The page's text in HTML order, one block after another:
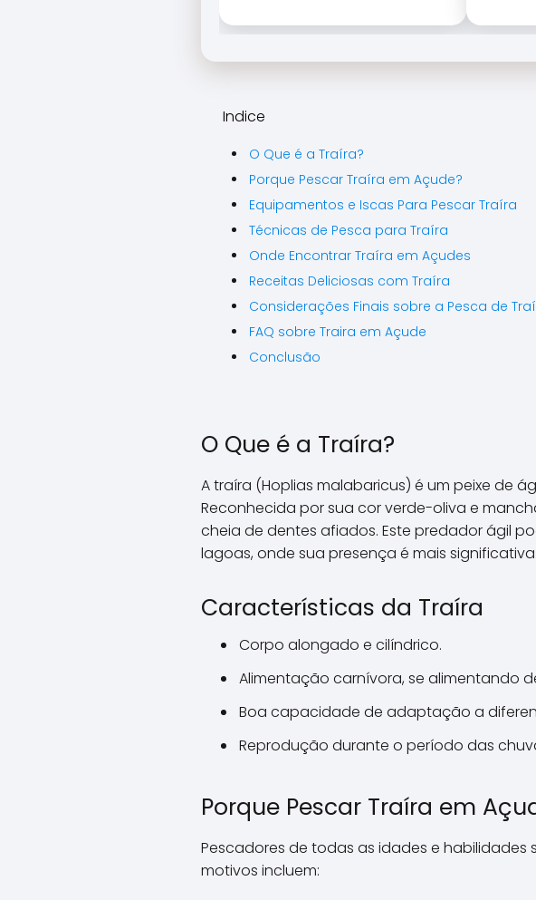
Indice
O Que é a Traíra?
Porque Pescar Traíra em Açude?
Equipamentos e Iscas Para Pescar Traíra
Técnicas de Pesca para Traíra
Onde Encontrar Traíra em Açudes
Receitas Deliciosas com Traíra
Considerações Finais sobre a Pesca de
FAQ sobre Traira em Açude
Conclusão
O Que é a Traíra?
A traíra (Hoplias malabaricus) é um peixe de
Reconhecida por sua cor verde-oliva e
cheia de dentes afiados. Este predador ágil
lagoas, onde sua presença é mais significativa.
Características da Traíra
Corpo alongado e cilíndrico.
Alimentação carnívora, se alimentando
Boa capacidade de adaptação a
Reprodução durante o período das
Porque Pescar Traíra em
Pescadores de todas as idades e habilidades
motivos incluem: